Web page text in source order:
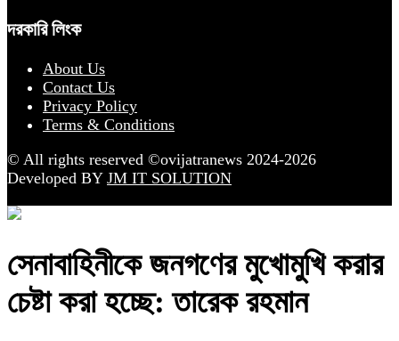
দরকারি লিংক
About Us
Contact Us
Privacy Policy
Terms & Conditions
© All rights reserved ©ovijatranews 2024-2026
Developed BY JM IT SOLUTION
সেনাবাহিনীকে জনগণের মুখোমুখি করার
চেষ্টা করা হচ্ছে: তারেক রহমান